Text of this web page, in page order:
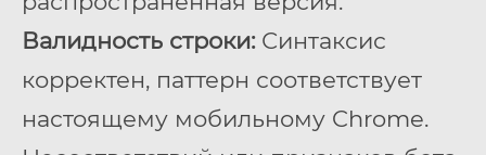
Валидность строки:Синтаксис
корректен, паттерн соответствует
настоящему мобильному Chrome.